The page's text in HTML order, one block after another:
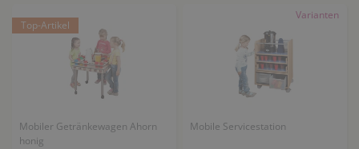
Top-Artikel
Mobiler Getränkewagen Ahorn
honig
Varianten
Mobile Servicestation